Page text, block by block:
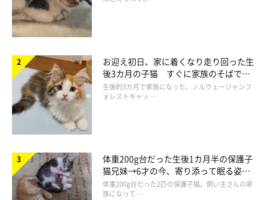
お気に入りの場所でゆったり♪
お迎え初日、家に着くなり走り回った生
後3カ月の子猫 すぐに家族のそばで落
ち着く姿に「迎えてよかった」
生後約3カ月で家族になった、ノルウェージャンフ
ォレストキャッ …
体重200g台だった生後1カ月半の保護子
猫兄妹→6才の今、寄り添って眠る姿に
ほっこり！
体重200g台だった2匹の保護子猫。飼い主さんの家
族になって …